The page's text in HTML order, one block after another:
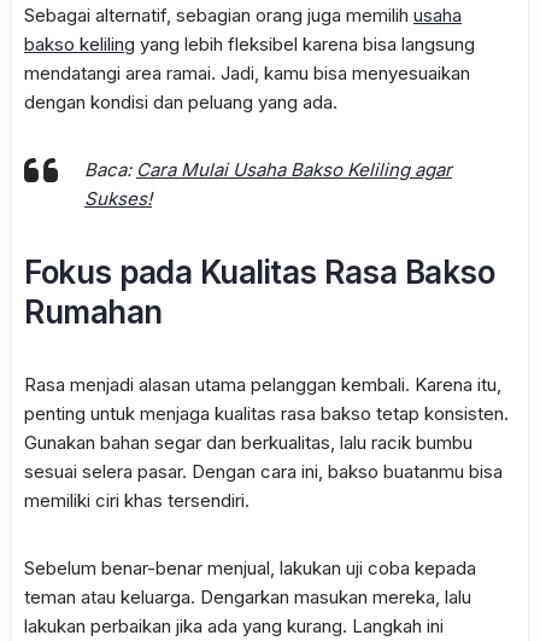
Sebagai alternatif, sebagian orang juga memilih usaha
bakso keliling yang lebih fleksibel karena bisa langsung
mendatangi area ramai. Jadi, kamu bisa menyesuaikan
dengan kondisi dan peluang yang ada.
Baca: Cara Mulai Usaha Bakso Keliling agar
Sukses!
Fokus pada Kualitas Rasa Bakso
Rumahan
Rasa menjadi alasan utama pelanggan kembali. Karena itu,
penting untuk menjaga kualitas rasa bakso tetap konsisten.
Gunakan bahan segar dan berkualitas, lalu racik bumbu
sesuai selera pasar. Dengan cara ini, bakso buatanmu bisa
memiliki ciri khas tersendiri.
Sebelum benar-benar menjual, lakukan uji coba kepada
teman atau keluarga. Dengarkan masukan mereka, lalu
lakukan perbaikan jika ada yang kurang. Langkah ini